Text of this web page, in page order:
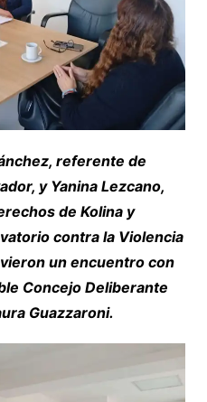
referente de
y Yanina Lezcano,
de Kolina y
contra la Violencia
un encuentro con
Concejo Deliberante
Guazzaroni.